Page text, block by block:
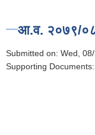
आ.व. २०७९/
Submitted on: Wed,
Supporting Documents: